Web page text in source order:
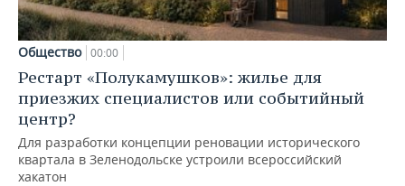
Общество 00:00
Рестарт «Полукамушков»: жилье для
приезжих специалистов или событийный
центр?
Для разработки концепции реновации исторического
квартала в Зеленодольске устроили всероссийский
хакатон